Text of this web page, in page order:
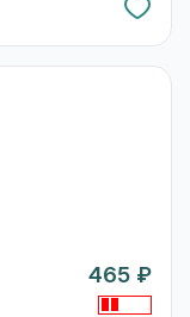
465 ₽